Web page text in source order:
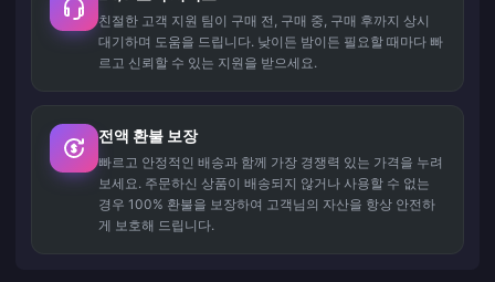
친절한 고객 지원 팀이 구매 전, 구매 중, 구매 후까지 상시
대기하며 도움을 드립니다. 낮이든 밤이든 필요할 때마다 빠
르고 신뢰할 수 있는 지원을 받으세요.
전액 환불 보장
빠르고 안정적인 배송과 함께 가장 경쟁력 있는 가격을 누려
보세요. 주문하신 상품이 배송되지 않거나 사용할 수 없는
경우 100% 환불을 보장하여 고객님의 자산을 항상 안전하
게 보호해 드립니다.